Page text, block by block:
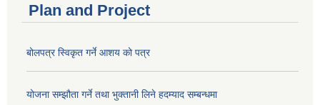
Plan and Project
बोलपत्र स्विकृत गर्ने आशय को पत्र
योजना सम्झौता गर्ने तथा भुक्तानी लिने हदम्याद सम्बन्धमा